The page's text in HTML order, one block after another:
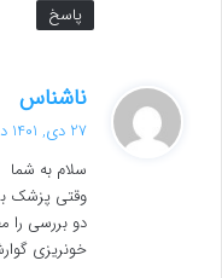
پاسخ
ناشناس
ف
:
27 دی, 1401 در 04:00
سلام به شما
وقتی پزشک
دو بررسی را
خونریزی